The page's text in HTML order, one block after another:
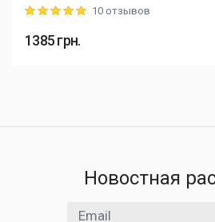
Rating: 5 out of 510 отзывов
1385грн.
Новостная
Email адрес